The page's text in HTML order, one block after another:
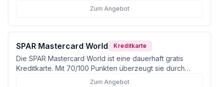
anspruchsvolle Kunden in der Schweiz.
Zum Angebot
SPAR Mastercard World Kreditkarte
Die SPAR Mastercard World ist eine dauerhaft gratis
Kreditkarte. Mit 70/100 Punkten überzeugt sie durch
weltweite Akzeptanz und integrierte Versicherungen.
Zum Angebot